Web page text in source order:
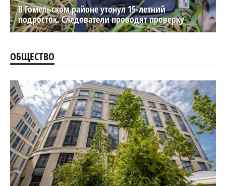
В Гомельском районе утонул 15-летний
подросток. Следователи проводят проверку
ОБЩЕСТВО